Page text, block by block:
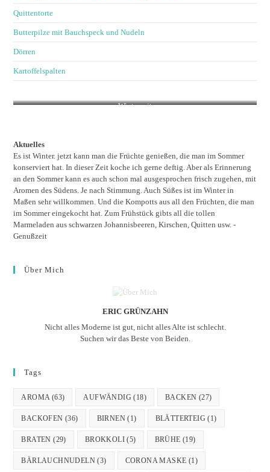
Quittentorte
Butterpilze mit Bauchspeck und Nudeln
Dörren
Kartoffelspalten
Winterzeit
Aktuelles
Es ist Winter. jetzt kann man die Früchte genießen, die man im Sommer
konserviert hat. In dieser Zeit koche ich gerne deftig. Aber als Erinnerung
an den Sommer kann es auch schon mal ausgesprochen frisch zugehen, mit
Aromen des Südens. Je nach Stimmung. Auch Süßes ist im Winter in
Maßen sehr willkommen. Und die Kompotts aus all den Früchten, die man
im Sommer eingekocht hat. Zum Frühstück gibts all die tollen
Marmeladen aus schwarzen Johannisbeeren, Kirschen, Quitten usw. -
Genußzeit
Über Mich
ERIC GRÜNZAHN
Nicht alles Moderne ist gut, nicht alles Alte ist schlecht.
Suchen wir das Beste von Beiden.
Tags
AROMA(63) AUFWÄNDIG (18) BACKEN (27)
BACKOFEN (36) BIRNEN (1) BLÄTTERTEIG (1)
BRATEN (29) BROKKOLI (5) BRÜHE (19)
BÄRLAUCHNUDELN (3) CORONA MASKE (1)